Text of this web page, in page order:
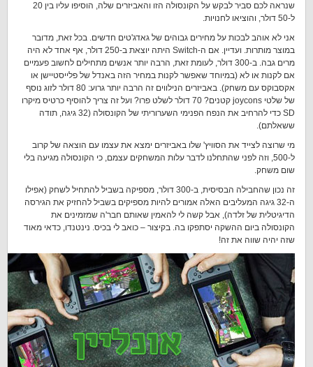
שנראה לכם סביר לבקש על הקונסולה הזו והאביזרים שלה, הוסיפו עליו בין 20
ל-50 דולר, והוציאו לחנויות.
אני לא אוהב לבכות על מחירים גבוהים של גאדג'טים חדשים. בכל זאת, מדובר
במוצר מותרות. ועדיין. אם ה-Switch היתה יוצאת ב-250 דולר, אף אחד לא היה
מרים גבה. ב-300 דולר, לעומת זאת, הרבה יותר אנשים מתחילים לחשוב פעמיים
אם לקנות או לא (במיוחד שאפשר לקנות במחיר הזה באנדל של פלייסטיישן או
אקסבוקס עם משחק). באביזרים הנילווים זה הרבה יותר גרוע: 80 דולר לזוג נוסף
של שלטי joycons קטנים? 70 דולר לשלט פרו? ועל זה צריך להוסיף כרטיס מיקרו
SD כדי להרחיב את הנפח הפנימי השערוריתי של הקונסולה (32 גיגה, תודה
ששאלתם).
מי שרוצה לצייד את הסוויץ' שלו באביזרים ימצא את עצמו עם הוצאה של קרוב
ל-500, וזה לפני שהתחלנו לדבר עלות המשחקים עצמם, כי הקונסולה מגיעה בלי
שום משחק.
זה נכון שהחבילה הבסיסית, ב-300 דולר, מספיקה בשביל להתחיל לשחק (אפילו
ה-32 גיגה המעליבים האלה אמורים להיות מספיקים בשביל להחזיק את הגירסה
הדיגיטלית של זלדה), אבל קשה לי להאמין שאותם חבר'ה שמזמינים את
הקונסולה ביום ההשקה יסתפקו בה. בקיצור – כואב לי בכיס. נינטנדו, כדאי מאוד
שזה יהיה שווה את זה!